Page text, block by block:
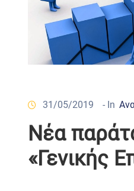
31/05/2019 - In
Νέα
«Γενικής